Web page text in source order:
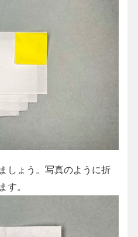
しょう。写真のように折
す。